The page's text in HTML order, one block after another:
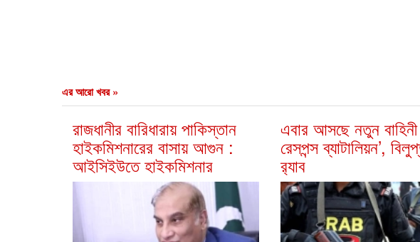
এর আরো খবর »
রাজধানীর বারিধারায় পাকিস্তান
হাইকমিশনারের বাসায় আগুন :
আইসিইউতে হাইকমিশনার
এবার আসছে নতুন বাহিনী
রেসপন্স ব্যাটালিয়ন’,
র‍্যাব